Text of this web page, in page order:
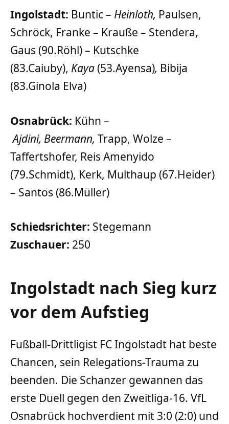
Ingolstadt: Buntic – Heinloth, Paulsen,
Schröck, Franke – Krauße – Stendera,
Gaus (90.Röhl) – Kutschke
(83.Caiuby), Kaya(53.Ayensa), Bibija
(83.Ginola Elva)
Osnabrück: Kühn –
Ajdini, Beermann, Trapp, Wolze –
Taffertshofer, Reis Amenyido
(79.Schmidt), Kerk, Multhaup (67.Heider)
– Santos (86.Müller)
Schiedsrichter: Stegemann
Zuschauer: 250
Ingolstadt nach Sieg kurz
vor dem Aufstieg
Fußball-Drittligist FC Ingolstadt hat beste
Chancen, sein Relegations-Trauma zu
beenden. Die Schanzer gewannen das
erste Duell gegen den Zweitliga-16. VfL
Osnabrück hochverdient mit 3:0 (2:0) und